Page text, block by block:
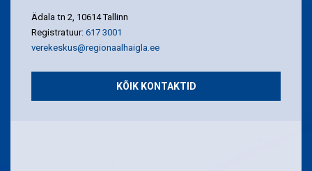
Ädala tn 2, 10614 Tallinn
Registratuur: 617 3001
verekeskus@regionaalhaigla.ee
KÕIK KONTAKTID